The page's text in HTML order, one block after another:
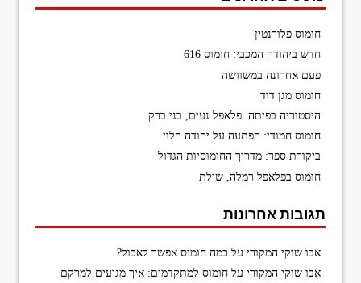
חומוס פלורנטין
חדש ביהודה המכבי: חומוס 616
פעם אחרונה במשוושה
חומוס מגן דוד
היסטוריה בפיתה: פלאפל נעים, בני ברק
חומוס חמודי: הפתעה על יהודה הלוי
ביקורת ספר: מדריך החומוסיות הגדול
חומוס בפלאפל רמלה, שילת
תגובות אחרונות
אבו שוקי המקורי על כמה חומוס אפשר לאכול?
אבו שוקי המקורי עלחומוס למתקדמים: איך מגיעים למרקם